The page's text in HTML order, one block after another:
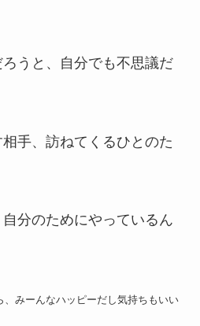
うと、自分でも不思議だ
手、訪ねてくるひとのた
分のためにやっているん
みーんなハッピーだし気持ちもいい